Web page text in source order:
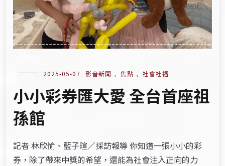
2025-05-07 影音新聞 , 焦點 , 社會社福
小小彩券匯大愛 全台首座祖
孫館
記者 林欣愉、藍子瑄／採訪報導 你知道一張小小的彩
券，除了帶來中獎的希望，還能為社會注入正向的力